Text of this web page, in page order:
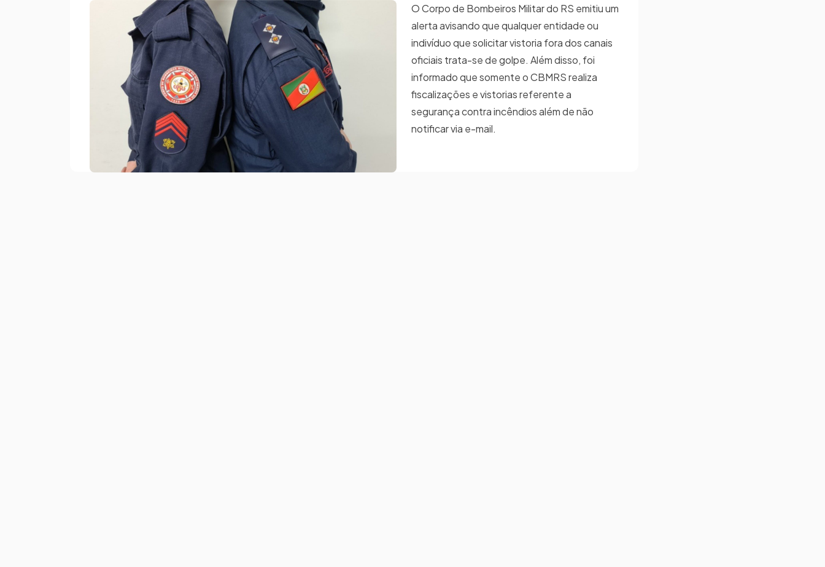
O Corpo de Bombeiros Militar do RS emitiu um
alerta avisando que qualquer entidade ou
indivíduo que solicitar vistoria fora dos canais
oficiais trata-se de golpe. Além disso, foi
informado que somente o CBMRS realiza
fiscalizações e vistorias referente a
segurança contra incêndios além de não
notificar via e-mail.